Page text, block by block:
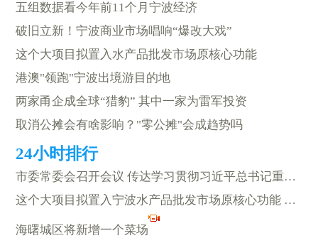
五组数据看今年前11个月宁波经济
破旧立新！宁波商业市场唱响“爆改大戏”
这个大项目拟置入水产品批发市场原核心功能
港澳"领跑"宁波出境游目的地
两家甬企成全球“猎豹” 其中一家为雷军投资
取消公摊会有啥影响？"零公摊"会成趋势吗
市委常委会召开会议 传达学习贯彻习近平总书记重要讲话精神
这个大项目拟置入宁波水产品批发市场原核心功能 打造文旅新地标
海曙城区将新增一个菜场